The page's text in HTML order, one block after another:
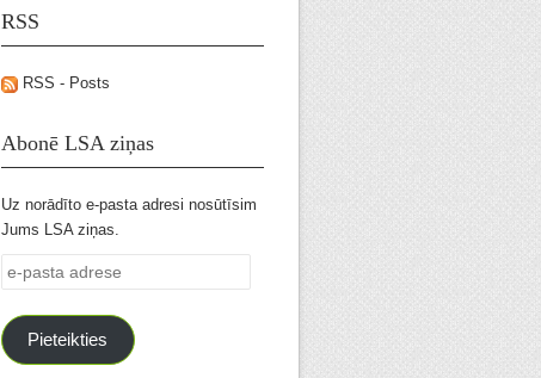
RSS
RSS - Posts
Abonē LSA ziņas
Uz norādīto e-pasta adresi nosūtīsim
Jums LSA ziņas.
e-
pasta
adrese
Pieteikties